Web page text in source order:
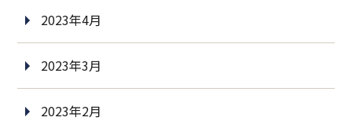
2023年4月
2023年3月
2023年2月